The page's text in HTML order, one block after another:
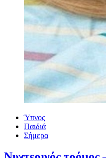
Ύπνος
Παιδιά
Σήμερα